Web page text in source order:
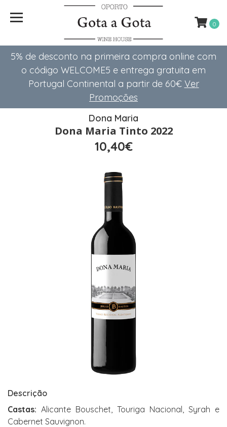
5% de desconto na primeira compra online com
o código WELCOME5 e entrega gratuita em
Portugal Continental a partir de 60€ Ver
Promoções
0
Dona Maria
Dona Maria Tinto 2022
10,40€
Descrição
Castas: Alicante Bouschet, Touriga Nacional, Syrah e
Cabernet Sauvignon.